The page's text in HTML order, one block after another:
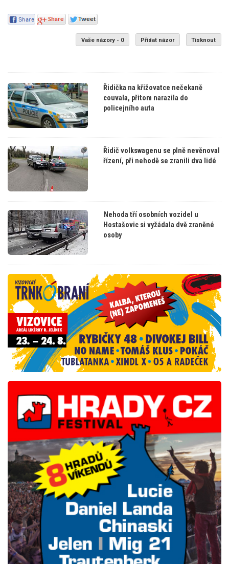
Vaše názory - 0 Přidat názor Tisknout
Řidička na křižovatce nečekaně
couvala, přitom narazila do
policejního auta
Řidič volkswagenu se plně nevěnoval
řízení, při nehodě se zranili dva lidé
Nehoda tří osobních vozidel u
Hostašovic si vyžádala dvě zraněné
osoby